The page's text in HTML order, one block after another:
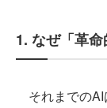
1. なぜ「革
それまでのAI